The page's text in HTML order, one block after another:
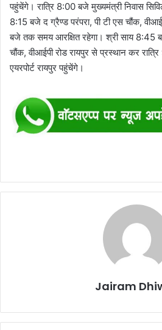
पहुंचेंगे। रात्रि 8:00 बजे मुख्यमंत्री निवास
8:15 बजे द ग्रैण्ड परंपरा, पी टी एस चौंक,
बजे तक समय आरक्षित रहेगा। श्री साय 8:45
चौंक, वीआईपी रोड रायपुर से प्रस्थान कर
एयरपोर्ट रायपुर पहुंचेंगे।
Jairam